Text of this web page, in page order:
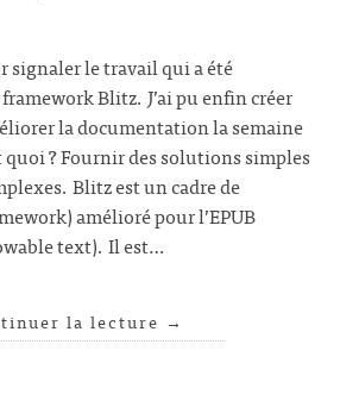
signaler le travail qui a été
Blitz. J’ai pu enfin créer
la documentation la semaine
quoi ? Fournir des solutions simples
Blitz est un cadre de
amélioré pour l’EPUB
text). Il est…
la lecture →